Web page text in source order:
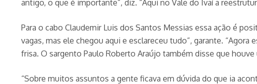
antigo, o que é importante”, diz. “Aqui no Vale do Ivaí a
Para o cabo Claudemir Luis dos Santos Messias essa ação é
vagas, mas ele chegou aqui e esclareceu tudo”, garante.
frisa. O sargento Paulo Roberto Araújo também disse que
“Sobre muitos assuntos a gente ficava em dúvida do que ia